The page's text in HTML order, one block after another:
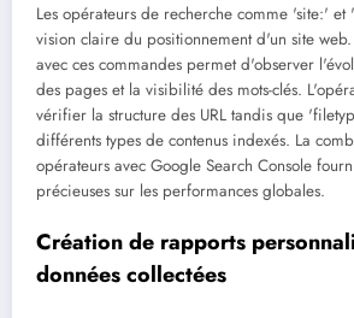
Les opérateurs de recherche comme 'site:'
vision claire du positionnement d'un site
avec ces commandes permet d'observer
des pages et la visibilité des mots-clés.
vérifier la structure des URL tandis que
différents types de contenus indexés. La
opérateurs avec Google Search Console
précieuses sur les performances globales.
Création de rapports
données collectées